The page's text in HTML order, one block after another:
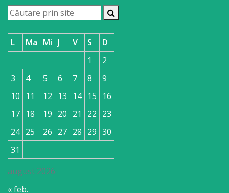
august 2026
L Ma Mi J V S
D
1
2
3
4 5 6 7 8
9
10
11 12 13 14 15
16
17 18 19 20 21 22 23
24 25 26 27 28 29 30
31
« feb.